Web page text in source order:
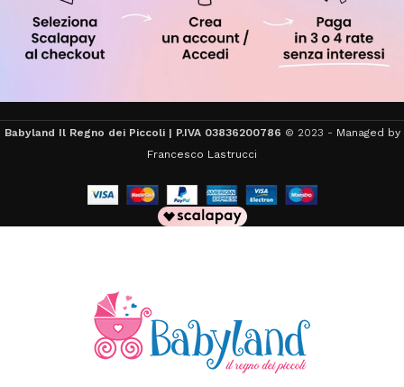
Babyland Il Regno dei Piccoli | P.IVA 03836200786 © 2023 - Managed by
Francesco Lastrucci